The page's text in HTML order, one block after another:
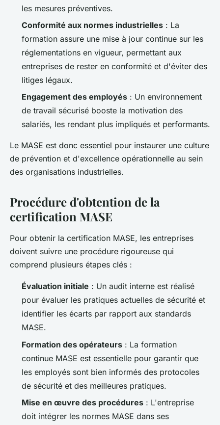
les mesures préventives.
Conformité aux normes industrielles : La
formation assure une mise à jour continue sur les
réglementations en vigueur, permettant aux
entreprises de rester en conformité et d'éviter des
litiges légaux.
Engagement des employés : Un environnement
de travail sécurisé booste la motivation des
salariés, les rendant plus impliqués et performants.
Le MASE est donc essentiel pour instaurer une culture
de prévention et d'excellence opérationnelle au sein
des organisations industrielles.
Procédure d'obtention de la
certification MASE
Pour obtenir la certification MASE, les entreprises
doivent suivre une procédure rigoureuse qui
comprend plusieurs étapes clés :
Évaluation initiale : Un audit interne est réalisé
pour évaluer les pratiques actuelles de sécurité et
identifier les écarts par rapport aux standards
MASE.
Formation des opérateurs : La formation
continue MASE est essentielle pour garantir que
les employés sont bien informés des protocoles
de sécurité et des meilleures pratiques.
Mise en œuvre des procédures : L'entreprise
doit intégrer les normes MASE dans ses